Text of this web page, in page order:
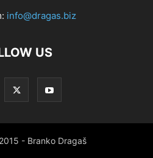
info@dragas.biz
US
- Branko Dragaš